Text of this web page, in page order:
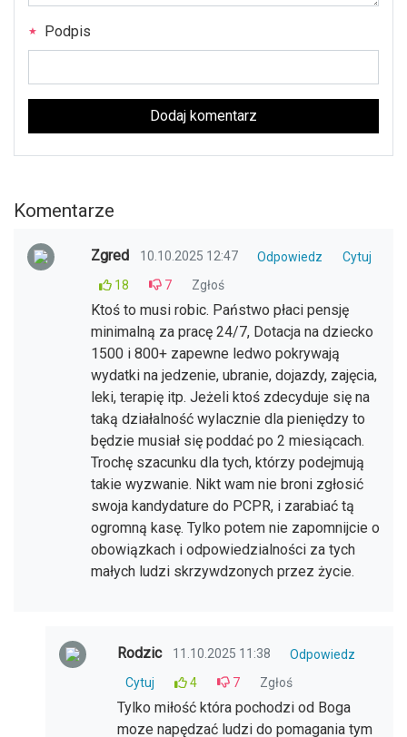
Podpis
Dodaj komentarz
Komentarze
Zgred 10.10.2025 12:47 Odpowiedz
Cytuj
18
7 Zgłoś
Ktoś to musi robic. Państwo płaci pensję
minimalną za pracę 24/7, Dotacja na dziecko
1500 i 800+ zapewne ledwo pokrywają
wydatki na jedzenie, ubranie, dojazdy, zajęcia,
leki, terapię itp. Jeżeli ktoś zdecyduje się na
taką działalność wylacznie dla pieniędzy to
będzie musiał się poddać po 2 miesiącach.
Trochę szacunku dla tych, którzy podejmują
takie wyzwanie. Nikt wam nie broni zgłosić
swoja kandydature do PCPR, i zarabiać tą
ogromną kasę. Tylko potem nie zapomnijcie o
obowiązkach i odpowiedzialności za tych
małych ludzi skrzywdzonych przez życie.
Rodzic 11.10.2025 11:38
Odpowiedz
Cytuj
4 7 Zgłoś
Tylko miłość która pochodzi od Boga
moze napędzać ludzi do pomagania tym